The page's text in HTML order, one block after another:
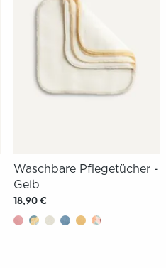
Waschbare Pflegetücher -
Gelb
18,90 €